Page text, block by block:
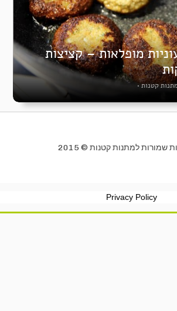
מופלאות – קציצות
קטנות •
שמורות למתנות קטנות © 2015
Privacy Policy